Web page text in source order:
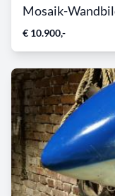
Mosaik-
€ 10.900,-